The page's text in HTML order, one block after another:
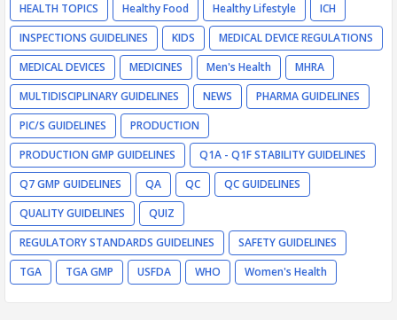
HEALTH TOPICS
Healthy Food Healthy Lifestyle
ICH
INSPECTIONS GUIDELINES
KIDS
MEDICAL DEVICE REGULATIONS
MEDICAL DEVICES
MEDICINES Men's Health
MHRA
MULTIDISCIPLINARY GUIDELINES
NEWS
PHARMA GUIDELINES
PIC/S GUIDELINES
PRODUCTION
PRODUCTION GMP GUIDELINES
Q1A - Q1F STABILITY GUIDELINES
Q7 GMP GUIDELINES
QA QC
QC GUIDELINES
QUALITY GUIDELINES
QUIZ
REGULATORY STANDARDS GUIDELINES
SAFETY GUIDELINES
TGA
TGA GMP USFDA WHO Women's Health